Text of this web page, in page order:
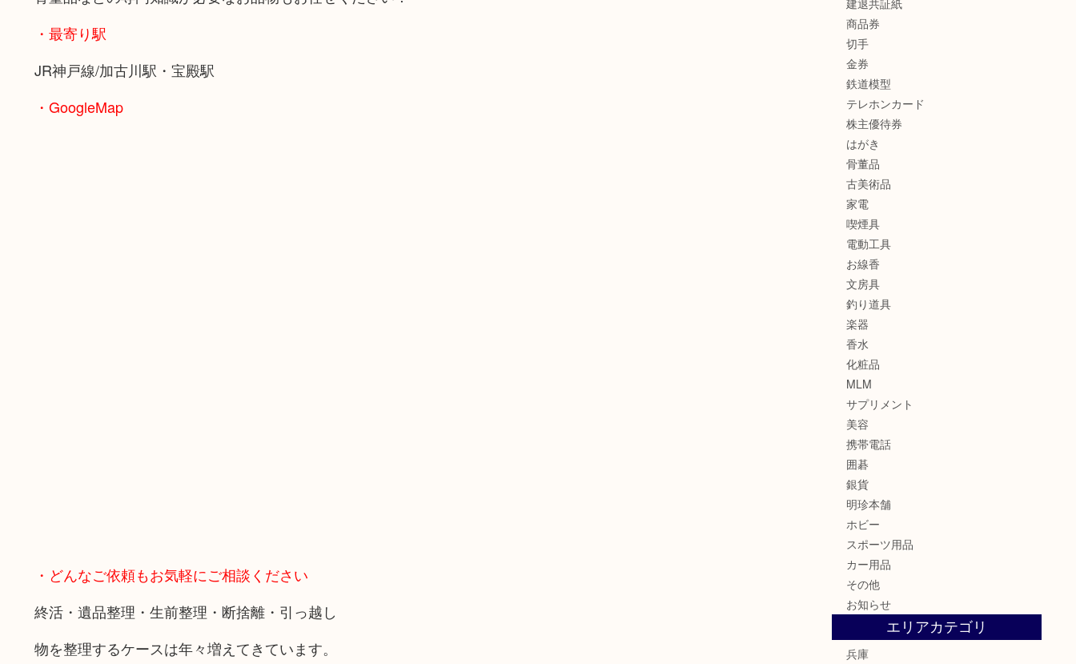
・最寄り駅
JR神戸線/加古川駅・宝殿駅
・GoogleMap
・どんなご依頼もお気軽にご相談ください
終活・遺品整理・生前整理・断捨離・引っ越し
物を整理するケースは年々増えてきています。
商品券
切手
金券
鉄道模型
テレホンカード
株主優待券
はがき
骨董品
古美術品
家電
喫煙具
電動工具
お線香
文房具
釣り道具
楽器
香水
化粧品
MLM
サプリメント
美容
携帯電話
囲碁
銀貨
明珍本舗
ホビー
スポーツ用品
カー用品
その他
お知らせ
エリアカテゴリ
兵庫